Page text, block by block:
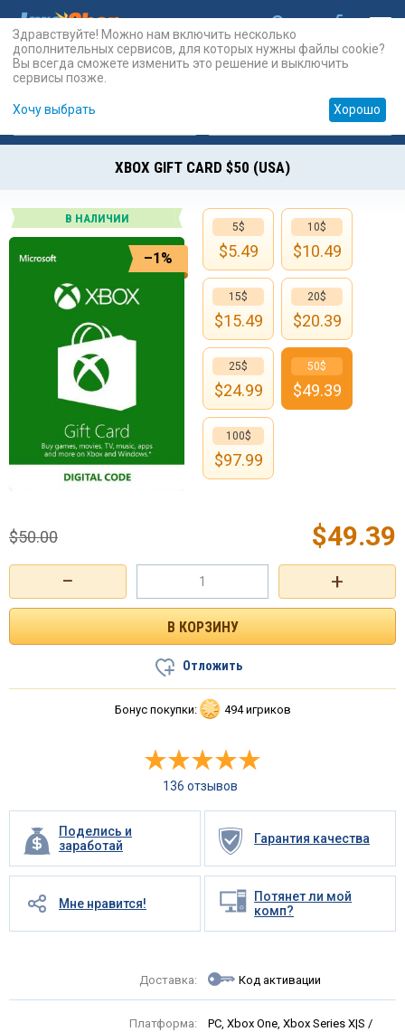
Карты Prepaid
XBOX GIFT CARD $50 (USA)
В НАЛИЧИИ
–1%
+
−
$49.39
$50.00
Отложить
Бонус покупки: 494 игриков
136 отзывов
Поделись и
заработай
Гарантия качества
Мне нравится!
Потянет ли мой
комп?
Доставка: Код активации
Платформа:
PC, Xbox One, Xbox Series X|S /
5$
$5.49
10$
$10.49
15$
$15.49
20$
$20.39
25$
$24.99
50$
$49.39
100$
$97.99
Здравствуйте! Можно нам включить несколько
дополнительных сервисов, для которых нужны файлы cookie?
Вы всегда сможете изменить это решение и выключить
сервисы позже.
Хочу выбрать Хорошо